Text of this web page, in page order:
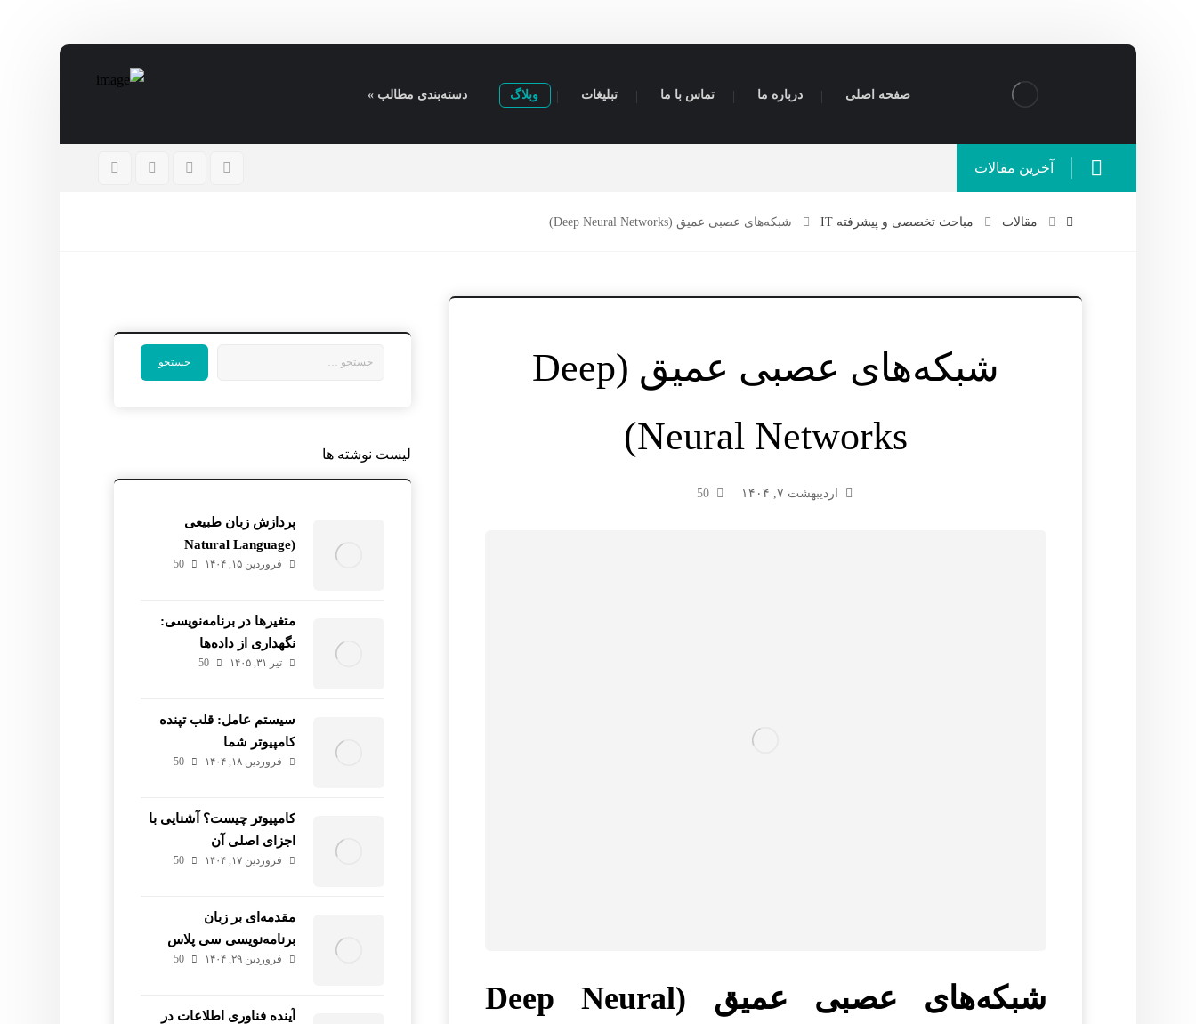
صفحه اصلی درباره ما تماس با ما تبلیغات وبلاگ دسته‌بندی مطالب »
آخرین مقالات
مقالات مباحث تخصصی و پیشرفته IT شبکه‌های عصبی عمیق (Deep Neural Networks)
شبکه‌های عصبی عمیق (Deep
Neural Networks)
اردیبهشت ۷, ۱۴۰۴ 50
شبکه‌های عصبی عمیق (Deep Neural
لیست نوشته ها
پردازش زبان طبیعی
(Natural Language
Processing – NLP): تحلیل
فروردین ۱۵, ۱۴۰۴ 50
متغیرها در برنامه‌نویسی:
نگهداری از داده‌ها
تیر ۳۱, ۱۴۰۵ 50
سیستم عامل: قلب تپنده
کامپیوتر شما
فروردین ۱۸, ۱۴۰۴ 50
کامپیوتر چیست؟ آشنایی با
اجزای اصلی آن
فروردین ۱۷, ۱۴۰۴ 50
مقدمه‌ای بر زبان
برنامه‌نویسی سی پلاس
پلاس (++C)
فروردین ۲۹, ۱۴۰۴ 50
آینده فناوری اطلاعات در